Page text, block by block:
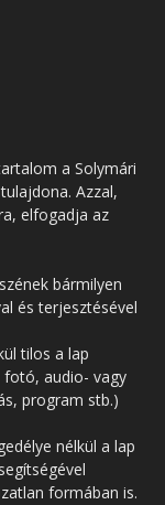
a Solymári
Azzal,
elfogadja az
bármilyen
és terjesztésével
tilos a lap
fotó, audio- vagy
program stb.)
nélkül a lap
formában is.